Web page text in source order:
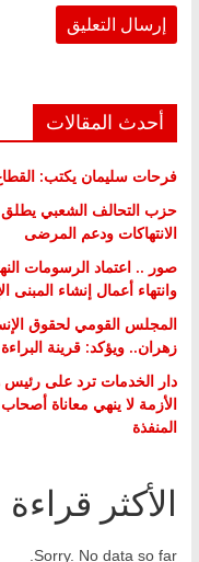
أحدث المقالات
فرحات سليمان يكتب:
حزب التحالف الشعبي يطلق
الانتهاكات ودعم المرضى
صور .. اعتماد الرسومات
وانتهاء أعمال إنشاء المبنى
المجلس القومي لحقوق
زهران.. ويؤكد: قرينة
دار الخدمات ترد على رئيس
الأزمة لا ينهي معاناة
المنفذة
الأكثر قراءة
Sorry. No data so far.